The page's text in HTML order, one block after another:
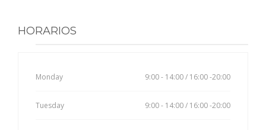
HORARIOS
Monday 9:00 - 14:00 / 16:00 -20:00
Tuesday 9:00 - 14:00 / 16:00 -20:00